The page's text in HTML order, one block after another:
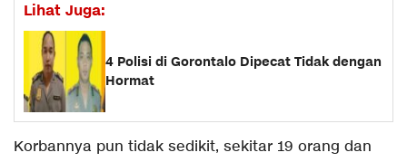
Lihat Juga:
4 Polisi di Gorontalo Dipecat Tidak dengan
Hormat
Korbannya pun tidak sedikit, sekitar 19 orang dan